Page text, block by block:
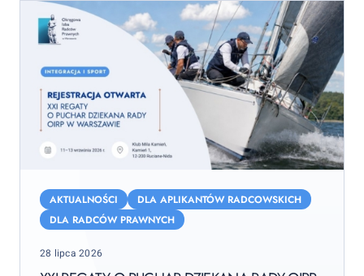
Regaty
Dziekana
AKTUALNOŚCI
DLA APLIKANTÓW RADCOWSKICH
DLA RADCÓW PRAWNYCH
Posted
28 lipca 2026